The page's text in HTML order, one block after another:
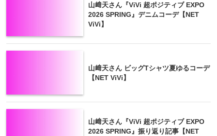
山﨑天さん『ViVi 超ポジティブ EXPO
2026 SPRING』デニムコーデ【NET
ViVi】
山﨑天さん ビッグTシャツ夏ゆるコーデ
【NET ViVi】
山﨑天さん『ViVi 超ポジティブ EXPO
2026 SPRING』振り返り記事【NET